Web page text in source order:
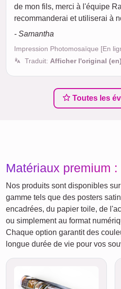
de mon fils, merci à l'équipe
recommanderai et utiliserai à
- Samantha
Impression Photomosaïque [En
Traduit: Afficher l'original (en)
Toutes les
Matériaux premium :
Nos produits sont disponibles
gamme tels que des posters
encadrées, du papier toile, de
ou simplement au format
Chaque option garantit des
longue durée de vie pour vos